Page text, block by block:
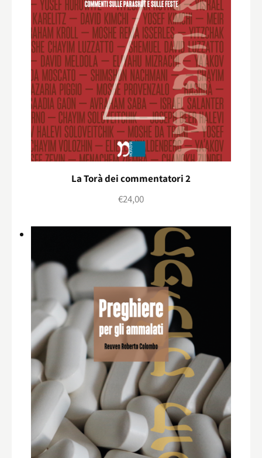
La Torà dei commentatori 2
€24,00